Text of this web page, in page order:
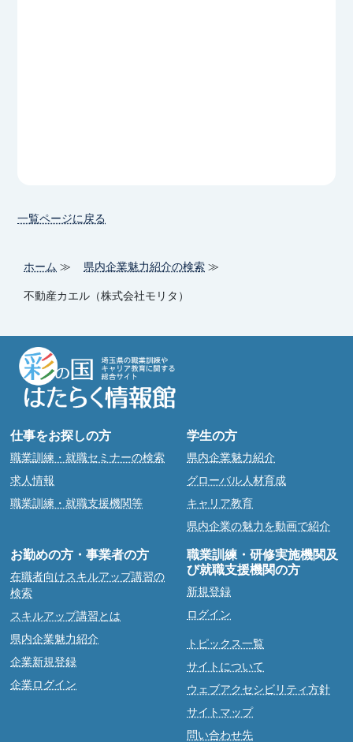
一覧ページに戻る
ホーム 県内企業魅力紹介の検索
不動産カエル（株式会社モリタ）
仕事をお探しの方
職業訓練・就職セミナーの検索
求人情報
職業訓練・就職支援機関等
学生の方
県内企業魅力紹介
グローバル人材育成
キャリア教育
県内企業の魅力を動画で紹介
お勤めの方・事業者の方
在職者向けスキルアップ講習の
検索
スキルアップ講習とは
県内企業魅力紹介
企業新規登録
企業ログイン
職業訓練・研修実施機関及
び就職支援機関の方
新規登録
ログイン
トピックス一覧
サイトについて
ウェブアクセシビリティ方針
サイトマップ
問い合わせ先